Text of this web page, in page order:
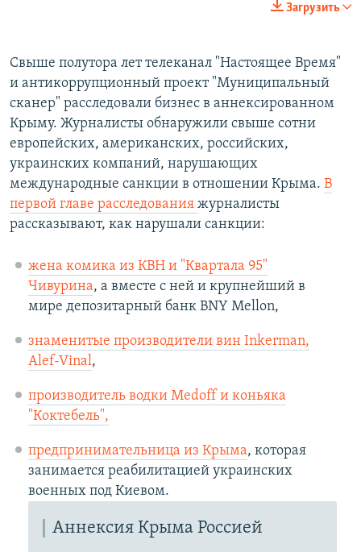
Загрузить
Свыше полутора лет телеканал "Настоящее Время"
и антикоррупционный проект "Муниципальный
сканер" расследовали бизнес в аннексированном
Крыму. Журналисты обнаружили свыше сотни
европейских, американских, российских,
украинских компаний, нарушающих
международные санкции в отношении Крыма. В
первой главе расследования журналисты
рассказывают, как нарушали санкции:
жена комика из КВН и "Квартала 95"
Чивурина, а вместе с ней и крупнейший в
мире депозитарный банк BNY Mellon,
знаменитые производители вин Inkerman,
Alef-Vinal,
производитель водки Medoff и коньяка
"Коктебель",
предпринимательница из Крыма, которая
занимается реабилитацией украинских
военных под Киевом.
Аннексия Крыма Россией